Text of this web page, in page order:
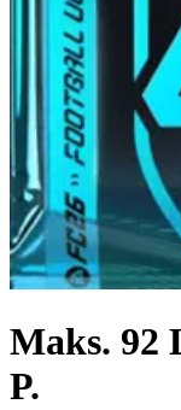
Maks. 92
P.